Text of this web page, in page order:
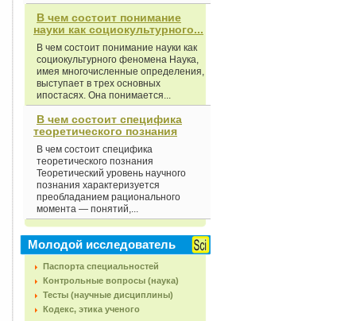
В чем состоит понимание
науки как социокультурного...
В чем состоит понимание науки как
социокультурного феномена Наука,
имея многочисленные определения,
выступает в трех основных
ипостасях. Она понимается...
В чем состоит специфика
теоретического познания
В чем состоит специфика
теоретического познания
Теоретический уровень научного
познания характеризуется
преобладанием рационального
момента — понятий,...
Молодой исследователь
Паспорта специальностей
Контрольные вопросы (наука)
Тесты (научные дисциплины)
Кодекс, этика ученого